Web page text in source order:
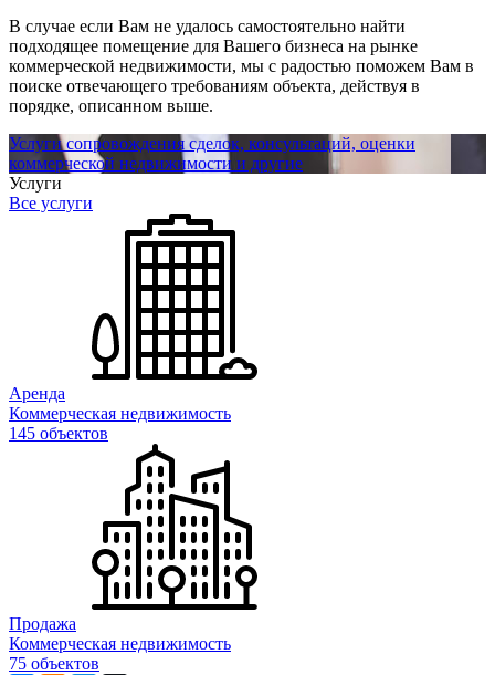
В случае если Вам не удалось самостоятельно найти
подходящее помещение для Вашего бизнеса на рынке
коммерческой недвижимости, мы с радостью поможем Вам в
поиске отвечающего требованиям объекта, действуя в
порядке, описанном выше.
Услуги сопровождения сделок, консультаций, оценки
коммерческой недвижимости и другие
Услуги
Все услуги
Аренда
Коммерческая недвижимость
145 объектов
Продажа
Коммерческая недвижимость
75 объектов